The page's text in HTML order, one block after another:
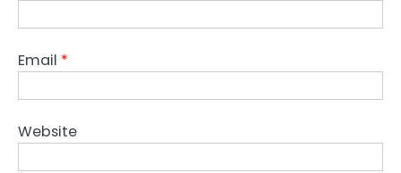
Email *
Website